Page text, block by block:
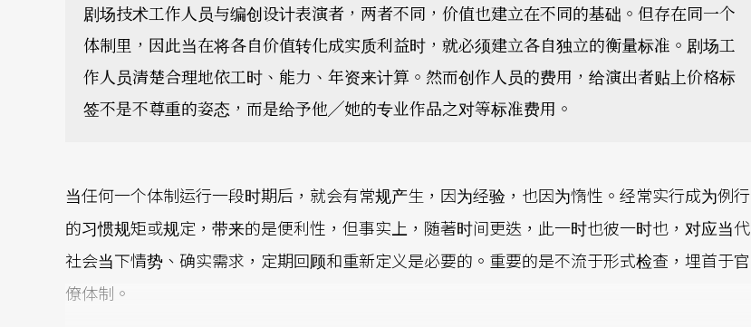
剧场技术工作人员与编创设计表演者，两者不同，价值也建立在不同的基础。但存在同一个
体制里，因此当在将各自价值转化成实质利益时，就必须建立各自独立的衡量标准。剧场工
作人员清楚合理地依工时、能力、年资来计算。然而创作人员的费用，给演出者贴上价格标
签不是不尊重的姿态，而是给予他╱她的专业作品之对等标准费用。
当任何一个体制运行一段时期后，就会有常规产生，因为经验，也因为惰性。经常实行成为例行
的习惯规矩或规定，带来的是便利性，但事实上，随著时间更迭，此一时也彼一时也，对应当代
社会当下情势、确实需求，定期回顾和重新定义是必要的。重要的是不流于形式检查，埋首于官
僚体制。